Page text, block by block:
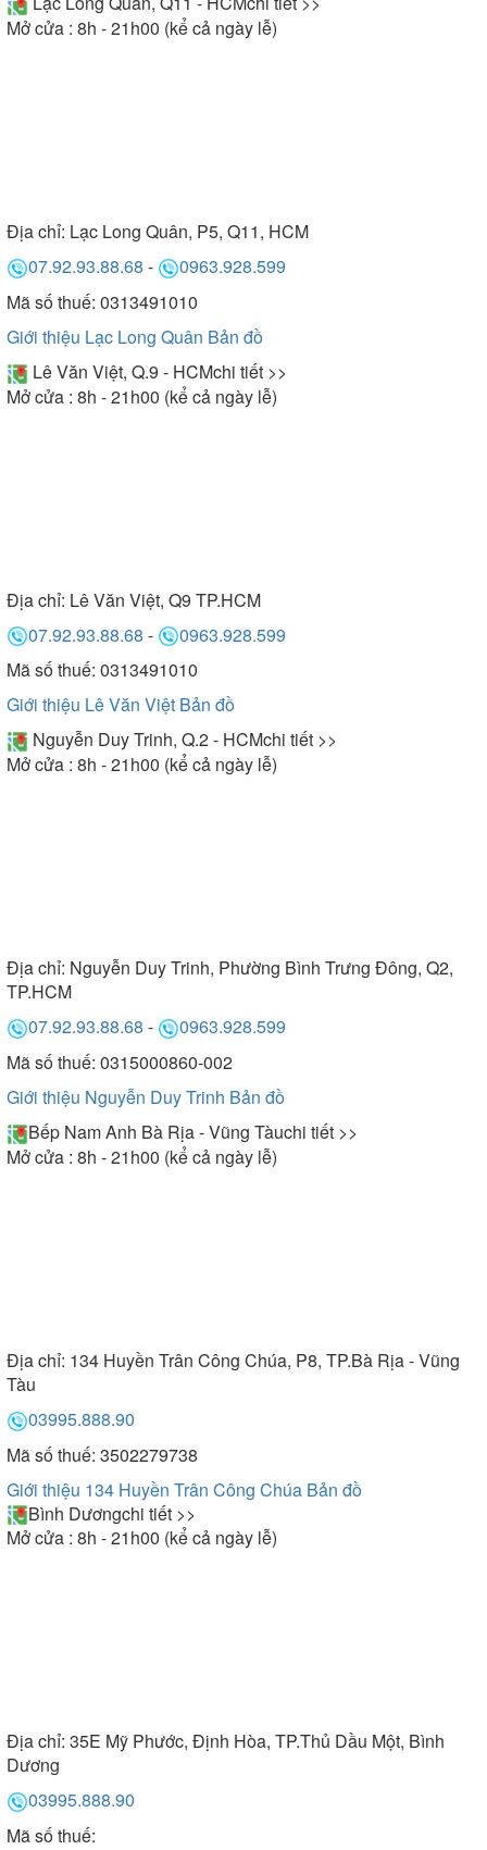
Mở cửa : 8h - 21h00 (kể cả ngày lễ)
Địa chỉ: Lạc Long Quân, P5, Q11, HCM
07.92.93.88.68 -
0963.928.599
Mã số thuế: 0313491010
Giới thiệu Lạc Long Quân Bản đồ
Lê Văn Việt, Q.9 - HCMchi tiết >>
Mở cửa : 8h - 21h00 (kể cả ngày lễ)
Địa chỉ: Lê Văn Việt, Q9 TP.HCM
07.92.93.88.68 -
0963.928.599
Mã số thuế: 0313491010
Giới thiệu Lê Văn Việt Bản đồ
Nguyễn Duy Trinh, Q.2 - HCMchi tiết >>
Mở cửa : 8h - 21h00 (kể cả ngày lễ)
Địa chỉ: Nguyễn Duy Trinh, Phường Bình Trưng Đông, Q2,
TP.HCM
07.92.93.88.68 -
0963.928.599
Mã số thuế: 0315000860-002
Giới thiệu Nguyễn Duy Trinh Bản đồ
Bếp Nam Anh Bà Rịa - Vũng Tàuchi tiết >>
Mở cửa : 8h - 21h00 (kể cả ngày lễ)
Địa chỉ: 134 Huyền Trân Công Chúa, P8, TP.Bà Rịa - Vũng
Tàu
03995.888.90
Mã số thuế: 3502279738
Giới thiệu 134 Huyền Trân Công Chúa Bản đồ
Bình Dươngchi tiết >>
Mở cửa : 8h - 21h00 (kể cả ngày lễ)
Địa chỉ: 35E Mỹ Phước, Định Hòa, TP.Thủ Dầu Một, Bình
Dương
03995.888.90
Mã số thuế: